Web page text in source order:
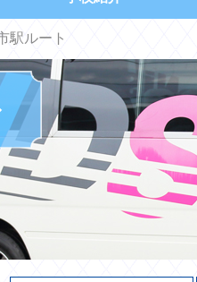
駅ルート